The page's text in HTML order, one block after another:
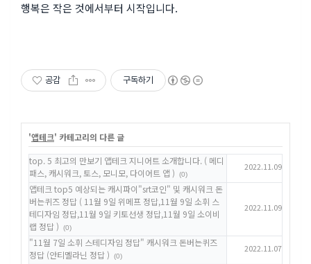
행복은 작은 것에서부터 시작입니다.
공감 구독하기
'앱테크' 카테고리의 다른 글
top. 5 최고의 만보기 앱테크 지니어트 소개합니다. ( 메디
패스, 캐시워크, 토스, 모니모, 다이어트 앱 )
(0)
2022.11.09
앱테크 top5 예상되는 캐시파이"srt코인" 및 캐시워크 돈
버는퀴즈 정답 ( 11월 9일 위메프 정답,11월 9일 소휘 스
테디자임 정답,11월 9일 키토선생 정답,11월 9일 소이비
랩 정답 )
(0)
2022.11.09
"11월 7일 소휘 스테디자임 정답" 캐시워크 돈버는퀴즈
정답 (안티멜라닌 정답 )
(0)
2022.11.07